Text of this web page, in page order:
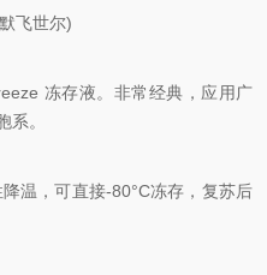
飞世尔)
冻存液。非常经典，应用广
系。
，可直接-80°C冻存，复苏后